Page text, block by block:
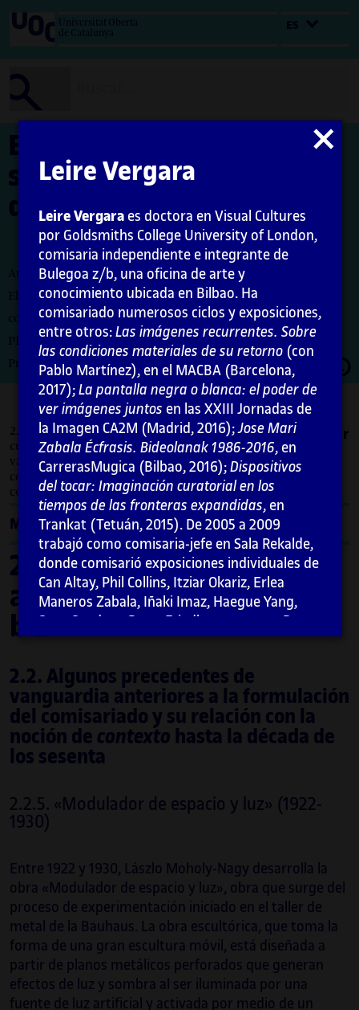
Universitat Oberta
de Catalunya
El comisariado frente,
sobre, para, con, por o
desde el contexto
Autora: Leire Vergara
El encargo y la creación de este material docente han sido
coordinados por la profesora: Maria Iñigo
Primera edición: febrero 2021
Abrir
2. Contextos discursivos y artísticos sobre el
cubo blanco / 2.2. Algunos precedentes de
vanguardia anteriores a la formulación del
comisariado y su relación con la noción de
contexto hasta la década de los sesenta.
Imprimir
Menú
2. Contextos discursivos y
artísticos sobre el cubo
blanco
2.2. Algunos precedentes de
vanguardia anteriores a la formulación
del comisariado y su relación con la
noción de contexto hasta la década de
los sesenta
2.2.5. «Modulador de espacio y luz» (1922-
1930)
Entre 1922 y 1930, Lászlo Moholy-Nagy desarrolla la
obra «Modulador de espacio y luz», obra que surge del
proceso de experimentación iniciado en el taller de
metal de la Bauhaus. La obra escultórica, que toma la
forma de una gran escultura móvil, está diseñada a
partir de planos metálicos perforados que generan
efectos de luz y sombra al ser iluminada por una
fuente de luz artificial y activada por medio de un
Cerrar
Leire Vergara
Leire Vergara es doctora en Visual Cultures
por Goldsmiths College University of London,
comisaria independiente e integrante de
Bulegoa z/b, una oficina de arte y
conocimiento ubicada en Bilbao. Ha
comisariado numerosos ciclos y exposiciones,
entre otros: Las imágenes recurrentes. Sobre
las condiciones materiales de su retorno (con
Pablo Martínez), en el MACBA (Barcelona,
2017); La pantalla negra o blanca: el poder de
ver imágenes juntos en las XXIII Jornadas de
la Imagen CA2M (Madrid, 2016);Jose Mari
Zabala Écfrasis. Bideolanak 1986-2016, en
CarrerasMugica (Bilbao, 2016); Dispositivos
del tocar: Imaginación curatorial en los
tiempos de las fronteras expandidas, en
Trankat (Tetuán, 2015). De 2005 a 2009
trabajó como comisaria-jefe en Sala Rekalde,
donde comisarió exposiciones individuales de
Can Altay, Phil Collins, Itziar Okariz, Erlea
Maneros Zabala, Iñaki Imaz, Haegue Yang,
Sean Snyder y Peter Friedl, entre otros. De
2002 a 2005 fue co-directora de DAE-
Aguirre), proyecto asociado a Arteleku que
produjo proyectos con artistas como Susan
Philipsz, Lise Harlev, Phil Collins o Jakob
Kolding. En 2017 completó su tesis doctoral
Dispositifs of Touching: A Curatorial Study on
de Visual Cultures ( Curatorial/Knowledge) de
Goldsmiths College, University of London. De
2016 a 2019 formó parte de la Comisión
vasco. En la actualidad imparte el curso
Curating Positions(con Marwa Arsanios y
Leon Filter) en el Máster de Arte del Dutch
Art Institute, Arnhem. En 2020-2021 ha
recibido la beca MAEC-AECID en la Academia
de España en Roma.